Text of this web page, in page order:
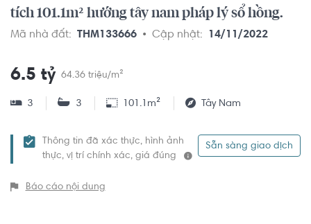
tích 101.1m² hướng tây nam pháp lý sổ hồng.
Mã nhà đất: THM133666 Cập nhật: 14/11/2022
6.5 tỷ 64.36 triệu/m²
3 3 101.1m² Tây Nam
Thông tin đã xác thực, hình ảnh
thực, vị trí chính xác, giá đúng
Sẵn sàng giao dịch
Báo cáo nội dung